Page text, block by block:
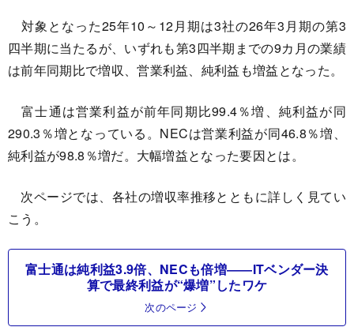
対象となった25年10～12月期は3社の26年3月期の第3
四半期に当たるが、いずれも第3四半期までの9カ月の業績
は前年同期比で増収、営業利益、純利益も増益となった。
富士通は営業利益が前年同期比99.4％増、純利益が同
290.3％増となっている。NECは営業利益が同46.8％増、
純利益が98.8％増だ。大幅増益となった要因とは。
次ページでは、各社の増収率推移とともに詳しく見てい
こう。
富士通は純利益3.9倍、NECも倍増――ITベンダー決
算で最終利益が“爆増”したワケ
次のページ